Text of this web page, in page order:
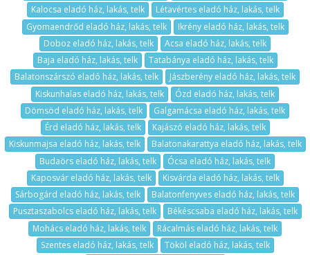
Kalocsa eladó ház, lakás, telk
Létavértes eladó ház, lakás, telk
Gyomaendrőd eladó ház, lakás, telk
Ikrény eladó ház, lakás, telk
Doboz eladó ház, lakás, telk
Acsa eladó ház, lakás, telk
Baja eladó ház, lakás, telk
Tatabánya eladó ház, lakás, telk
Balatonszárszó eladó ház, lakás, telk
Jászberény eladó ház, lakás, telk
Kiskunhalas eladó ház, lakás, telk
Ózd eladó ház, lakás, telk
Dömsöd eladó ház, lakás, telk
Galgamácsa eladó ház, lakás, telk
Érd eladó ház, lakás, telk
Kajászó eladó ház, lakás, telk
Kiskunmajsa eladó ház, lakás, telk
Balatonakarattya eladó ház, lakás, telk
Budaörs eladó ház, lakás, telk
Ócsa eladó ház, lakás, telk
Kaposvár eladó ház, lakás, telk
Kisvárda eladó ház, lakás, telk
Sárbogárd eladó ház, lakás, telk
Balatonfenyves eladó ház, lakás, telk
Pusztaszabolcs eladó ház, lakás, telk
Békéscsaba eladó ház, lakás, telk
Mohács eladó ház, lakás, telk
Rácalmás eladó ház, lakás, telk
Szentes eladó ház, lakás, telk
Tököl eladó ház, lakás, telk